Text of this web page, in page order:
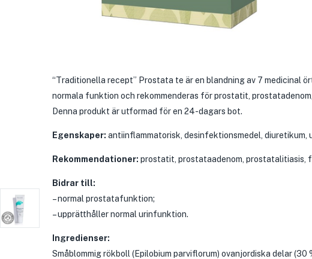
“Traditionella recept” Prostata te är en blandning av 7
normala funktion och rekommenderas för prostatit,
Denna produkt är utformad för en 24-dagars bot.
Egenskaper: antiinflammatorisk, desinfektionsmedel, diuretikum,
Rekommendationer: prostatit, prostataadenom, prostatalitiasis,
Bidrar till:
– normal prostatafunktion;
– upprätthåller normal urinfunktion.
Ingredienser:
Småblommig rökboll (Epilobium parviflorum) ovanjordiska delar